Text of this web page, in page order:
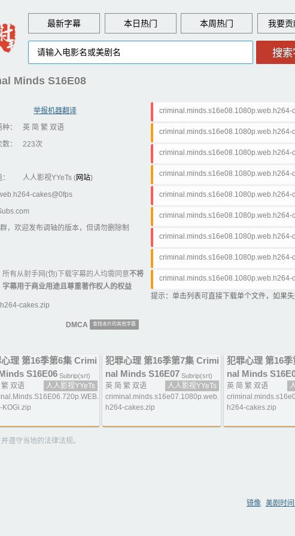
最新字幕 本日热门 本周热门 贡
Minds S16E08
举报机器翻译
：
英 简 繁 双语
：
223次
人人影视YYeTs (网站)
cakes@0fps
，欢迎发布调轴的版本，但请勿删除制
所有从射手网(伪)下载字幕的人均需同意不将
字幕用于商业用途且尊重著作权人的权益
cakes.zip
criminal.minds.s16e08.1080p.web.h264-
criminal.minds.s16e08.1080p.web.h264-
criminal.minds.s16e08.1080p.web.h264-
criminal.minds.s16e08.1080p.web.h264-
criminal.minds.s16e08.1080p.web.h264-
criminal.minds.s16e08.1080p.web.h264-
criminal.minds.s16e08.1080p.web.h264-
criminal.minds.s16e08.1080p.web.h264-
criminal.minds.s16e08.1080p.web.h264-
提示：单击列表可直接下载单个文件，如果
DMCA 查找本片的其他字幕
理 第16季第6集 Crimi
S16E06 Subrip(srt)
双语
人人影视YYeTs
KOGi.zip
犯罪心理 第16季第7集 Crimi
nal Minds S16E07 Subrip(srt)
英 简 繁 双语
人人影视YYeTs
criminal.minds.s16e07.1080p.web.
h264-cakes.zip
犯罪心理 第16
nal Minds
英 简 繁 双语
h264-cakes.zip
遵守当地的法律法规。
镜像 美剧时